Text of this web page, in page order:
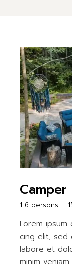
Camper
1-6 persons
Lorem
cing elit, sed
labore et
minim